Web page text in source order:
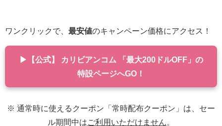
ワンクリックで、 最安値のキャンペーン価格にアクセス！
▶【公式】 カリビアンコム 「最大200ドルOFF」の
特設ページへGO！
※ 通常時に使えるクーポン「常時配布クーポン」は、セー
ル期間中はご利用いただけません。